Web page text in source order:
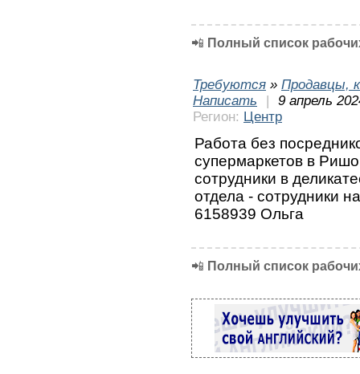
📲 Полный список
Требуются » Продавцы,
Написать
|
9 апрель
Регион: Центр
Работа без
супермаркетов в
сотрудники в
отдела - сотрудники
6158939 Ольга
📲 Полный список